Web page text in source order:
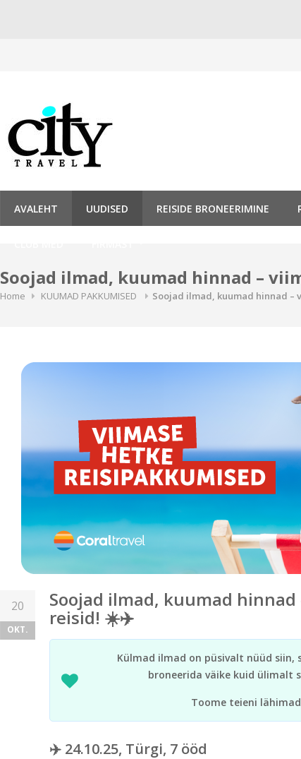
AVALEHT UUDISED REISIDE BRONEERIMINE
Soojad ilmad, kuumad hinnad –
Home KUUMAD PAKKUMISED Soojad ilmad, kuumad hinnad
20
OKT.
Soojad ilmad, kuumad
reisid! ☀️✈️
Külmad ilmad on püsivalt nüüd siin,
broneerida väike kuid ülimalt
Toome teieni
✈️ 24.10.25, Türgi, 7 ööd